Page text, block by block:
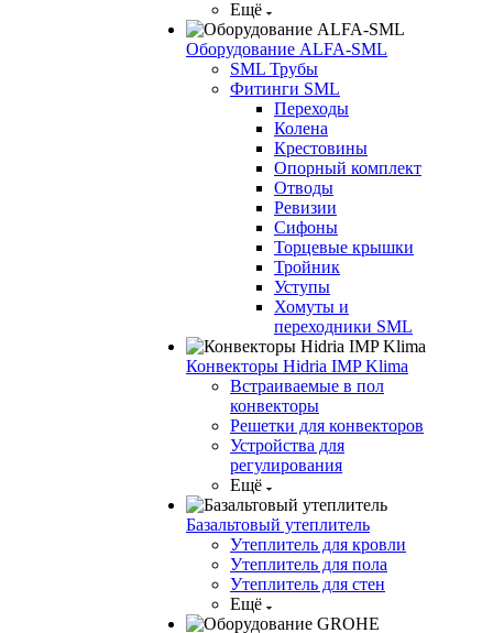
Ещё
Оборудование ALFA-SML
SML Трубы
Фитинги SML
Переходы
Колена
Крестовины
Опорный комплект
Отводы
Ревизии
Сифоны
Торцевые крышки
Тройник
Уступы
Хомуты и
переходники SML
Конвекторы Hidria IMP Klima
Встраиваемые в пол
конвекторы
Решетки для конвекторов
Устройства для
регулирования
Ещё
Базальтовый утеплитель
Утеплитель для кровли
Утеплитель для пола
Утеплитель для стен
Ещё